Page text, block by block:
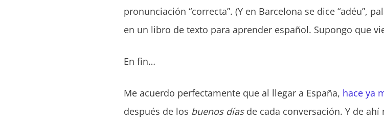
pronunciación “correcta”. (Y en Barcelona se dice “adéu”,
en un libro de texto para aprender español. Supongo que
En fin…
Me acuerdo perfectamente que al llegar a España, hace ya
después de los buenos díasde cada conversación. Y de